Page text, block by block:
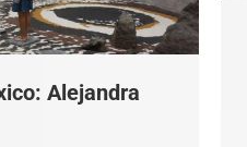
Alejandra